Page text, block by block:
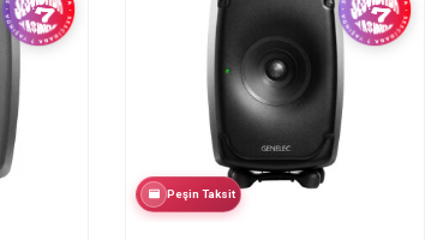
Peşin Taksit